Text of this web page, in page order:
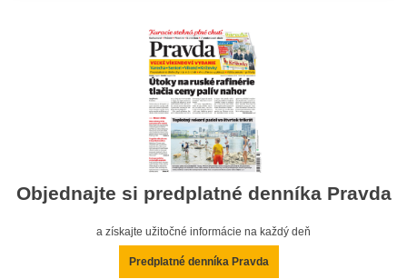
Objednajte si predplatné denníka Pravda
a získajte užitočné informácie na každý deň
Predplatné denníka Pravda